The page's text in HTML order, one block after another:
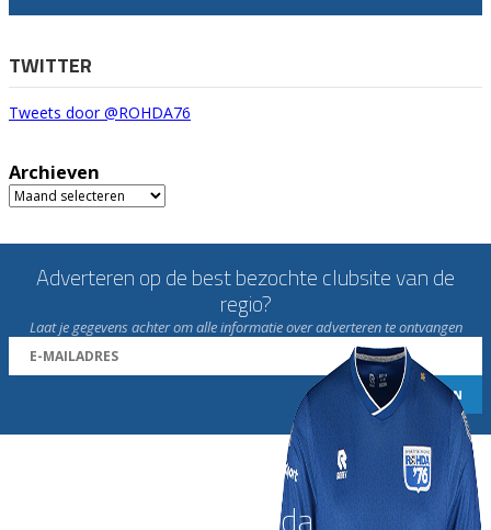
TWITTER
Tweets door @ROHDA76
Archieven
Archieven
Adverteren op de best bezochte clubsite van de
regio?
Laat je gegevens achter om alle informatie over adverteren te ontvangen